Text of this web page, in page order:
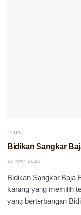
PUISI
Bidikan Sangkar
17 MAY 2026
Bidikan Sangkar Baja
karang yang memilih
yang berterbangan